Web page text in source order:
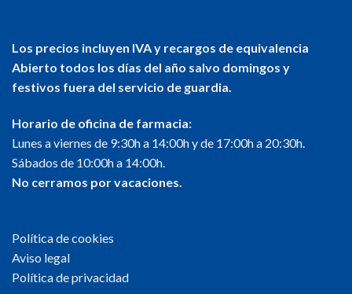
Los precios incluyen IVA y recargos de equivalencia
Abierto todos los días del año salvo domingos y
festivos fuera del servicio de guardia.
Horario de oficina de farmacia:
Lunes a viernes de 9:30h a 14:00h y de 17:00h a 20:30h.
Sábados de 10:00h a 14:00h.
No cerramos por vacaciones.
Política de cookies
Aviso legal
Política de privacidad